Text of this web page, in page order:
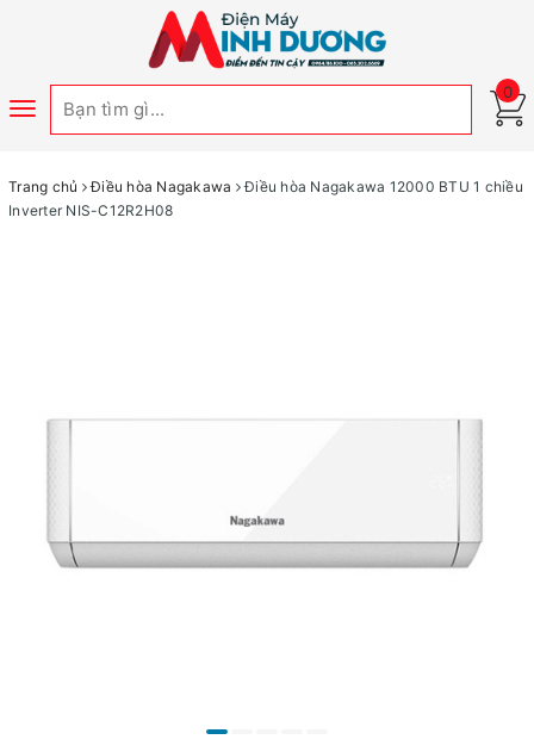
Toggle
0
Trang chủ Điều hòa Nagakawa
Điều hòa Nagakawa 12000 BTU 1 chiều
Inverter NIS-C12R2H08